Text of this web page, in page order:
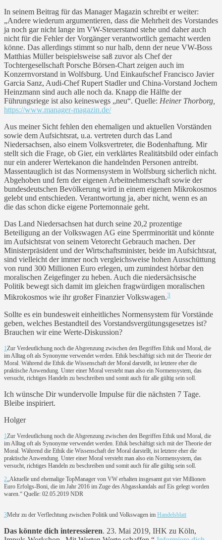
In seinem Beitrag für das Manager Magazin schreibt er weiter:
„Andere wiederum argumentieren, dass die Mehrheit des Vorstandes
ja noch gar nicht lange im VW-Steuerstand stehe und daher auch
nicht für die Fehler der Vorgänger verantwortlich gemacht werden
könne. Das allerdings stimmt so nur halb, denn der neue VW-Boss
Matthias Müller beispielsweise saß zuvor als Chef der
Tochtergesellschaft Porsche Börsen-Chart zeigen auch im
Konzernvorstand in Wolfsburg. Und Einkaufschef Francisco Javier
Garcia Sanz, Audi-Chef Rupert Stadler und China-Vorstand Jochem
Heinzmann sind auch alle noch da. Knapp die Hälfte der
Führungsriege ist also keineswegs „neu“. Quelle: Heiner Thorborg,
https://www.manager-magazin.de/
Aus meiner Sicht fehlen den ehemaligen und aktuellen Vorständen
sowie dem Aufsichtsrat, u.a. vertreten durch das Land
Niedersachsen, also einem Volksvertreter, die Bodenhaftung. Mir
stellt sich die Frage, ob Gier, ein verklärtes Realitätsbild oder einfach
nur ein anderer Wertekanon die handelnden Personen antreibt.
Massentauglich ist das Normensystem in Wolfsburg sicherlich nicht.
Abgehoben und fern der eigenen Arbeitnehmerschaft sowie der
bundesdeutschen Bevölkerung wird in einem eigenen Mikrokosmos
gelebt und entschieden. Verantwortung ja, aber nicht, wenn es an
die das schon dicke eigene Portemonnaie geht.
Das Land Niedersachsen hat durch seine 20,2 prozentige
Beteiligung an der Volkswagen AG eine Sperrminorität und könnte
im Aufsichtsrat von seinem Vetorecht Gebrauch machen. Der
Ministerpräsident und der Wirtschaftsminister, beide im Aufsichtsrat,
sind vielleicht der immer noch vergleichsweise hohen Ausschüttung
von rund 300 Millionen Euro erlegen, um zumindest hörbar den
moralischen Zeigefinger zu heben. Auch die niedersächsische
Politik bewegt sich damit im gleichen fragwürdigen moralischen
Mikrokosmos wie ihr großer Finanzier Volkswagen.3
Sollte es ein bundesweit einheitliches Normensystem für Vorstände
geben, welches Bestandteil des Vorstandsvergütungsgesetzes ist?
Brauchen wir eine Werte-Diskussion?
1 Zur Verdeutlichung noch die Abgrenzung zwischen den Begriffen Ethik und Moral, die
im Alltag oft als Synonyme verwendet werden. Ethik beschäftigt sich mit der Theorie der
Moral. Während die Ethik die Wissenschaft der Moral darstellt, ist letztere eher die
praktische Anwendung. Unter einer Moral versteht man also ein Normensystem, das
versucht, richtiges Handeln zu beschreiben und somit auch für alle gültig sein soll.
Ich wünsche Dir wundervolle Impulse für die nächsten 7 Tage.
Bleibe inspiriert.
Holger
1 Zur Verdeutlichung noch die Abgrenzung zwischen den Begriffen Ethik und Moral, die
im Alltag oft als Synonyme verwendet werden. Ethik beschäftigt sich mit der Theorie der
Moral. Während die Ethik die Wissenschaft der Moral darstellt, ist letztere eher die
praktische Anwendung. Unter einer Moral versteht man also ein Normensystem, das
versucht, richtiges Handeln zu beschreiben und somit auch für alle gültig sein soll.
2 „Aktuelle und ehemalige TopManager von VW erhalten insgesamt gut vier Millionen
Euro Erfolgs-Boni, die im Jahr 2016 im Zuge des Abgasskandals auf Eis gelegt worden
waren.“ Quelle: 02.05.2019 NDR
3Mehr zu der Verflechtung zwischen Politik und Volkswagen im Handelsblatt
Das könnte dich interessieren. 23. Mai 2019, IHK zu Köln,